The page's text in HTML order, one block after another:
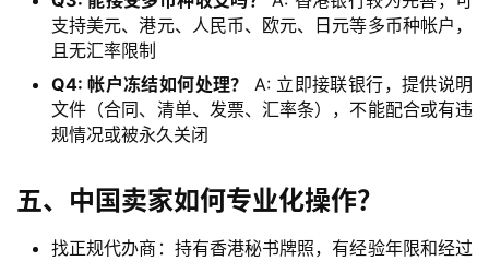
全
登录 注册
支持美元、港元、人民币、欧元、日元等多币种帐户，
且无汇率限制
Q4: 帐户冻结如何处理？
A: 立即接联银行，提供说明
文件（合同、清单、发票、汇率条），不能配合或有违
规情况或被永久关闭
五、中国卖家如何专业化操作？
找正规代办商：持有香港秘书牌照，有经验年限和经过